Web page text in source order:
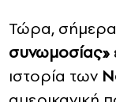
Τώρα,
συνωμοσίας»
ιστορία των